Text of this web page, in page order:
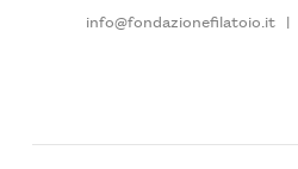
info@fondazionefilatoio.it |